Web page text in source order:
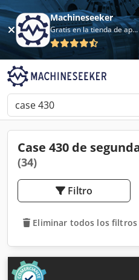
Machineseeker
Gratis en la tienda de aplicaciones
Case 430 de
(34)
Filtro
Eliminar todos los filtros